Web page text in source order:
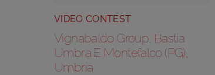
VIDEO CONTEST
Vignabaldo Group, Bastia
Umbra E Montefalco (PG),
Umbria